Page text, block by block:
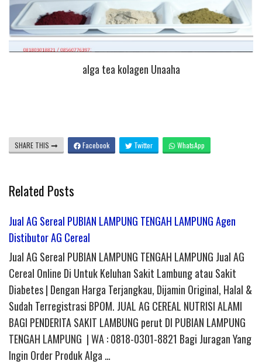
alga tea kolagen Unaaha
SHARE THIS Facebook Twitter WhatsApp
Related Posts
Jual AG Sereal PUBIAN LAMPUNG TENGAH LAMPUNG Agen
Distibutor AG Cereal
Jual AG Sereal PUBIAN LAMPUNG TENGAH LAMPUNG Jual AG
Cereal Online Di Untuk Keluhan Sakit Lambung atau Sakit
Diabetes | Dengan Harga Terjangkau, Dijamin Original, Halal &
Sudah Terregistrasi BPOM. JUAL AG CEREAL NUTRISI ALAMI
BAGI PENDERITA SAKIT LAMBUNG perut DI PUBIAN LAMPUNG
TENGAH LAMPUNG | WA : 0818-0301-8821 Bagi Juragan Yang
Ingin Order Produk Alga …